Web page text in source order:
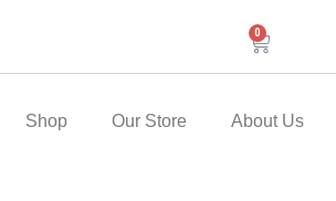
0
Cart
Shop Our Store About Us